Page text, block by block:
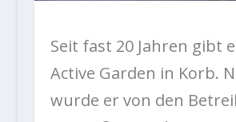
Seit fast 20 Jahren gibt
Active Garden in Korb.
wurde er von den